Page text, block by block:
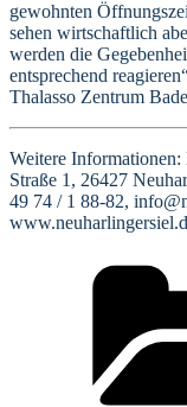
gewohnten
sehen wirtschaftlich
werden die
entsprechend
Thalasso Zentrum
Weitere
Straße 1, 26427
49 74 / 1 88-82,